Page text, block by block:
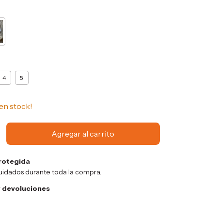
4 5
stock!
durante toda la compra.
devoluciones